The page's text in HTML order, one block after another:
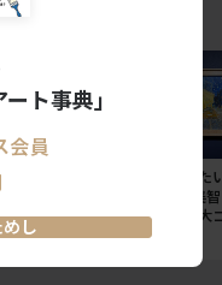
館のレストラ
会席 おく
ン
今週末に見た
ト7。奈良美
ョン展から大
ッティチェリ
NEWS
ト事典」
会員
し